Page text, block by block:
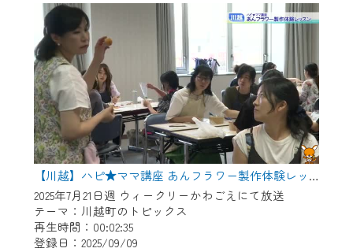
【川越】ハピ★ママ講座 あんフラワー製作体験レッスン
2025年7月21日週 ウィークリーかわごえにて放送
テーマ：川越町のトピックス
再生時間：00:02:35
登録日：2025/09/09
で設定できます。
（GmailやYahooなどのフリーメールアドレ
スでも作成可能です）
※マイページへのログイン・MyIDの新規登
録はこちらから
※CCNetアプリをご利用中の方は引き続き
ご視聴いただけます。
＜メンテナンス情報＞
CCNetWebTVのリニューアルにともないメ
ンテナンス作業を予定しています。